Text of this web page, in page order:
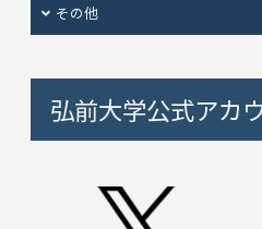
その他
弘前大学公式アカ